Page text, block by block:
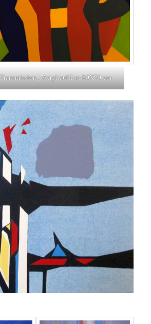
Acryl-auf-Lw.-80X70-cm